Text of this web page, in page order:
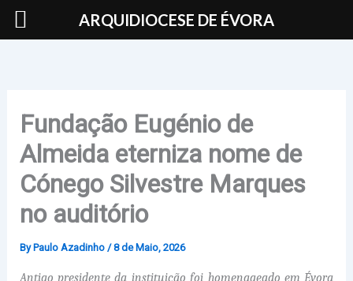
Skip
Fundação Eugénio de
Almeida eterniza nome de
Cónego Silvestre Marques
no auditório
By Paulo Azadinho /8 de Maio, 2026
Antigo presidente da instituição foi homenageado em Évora
ARQUIDIOCESE DE ÉVORA